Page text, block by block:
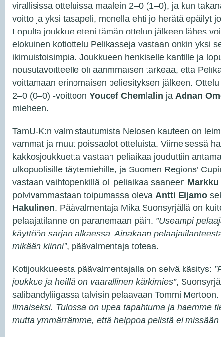
virallisissa otteluissa maalein 2–0 (1–0), ja kun
voitto ja yksi tasapeli, monella ehti jo herätä epäilyt
Lopulta joukkue eteni tämän ottelun jälkeen lähes
elokuinen kotiottelu Pelikasseja vastaan onkin yksi
ikimuistoisimpia. Joukkueen henkiselle kantille ja
nousutavoitteelle oli äärimmäisen tärkeää, että
voittamaan erinomaisen peliesityksen jälkeen.
2–0 (0–0) -voittoon Youcef Chemlalin ja Adnan
mieheen.
TamU-K:n valmistautumista Nelosen kauteen on
vammat ja muut poissaolot otteluista. Viimeisessä
kakkosjoukkuetta vastaan peliaikaa jouduttiin
ulkopuolisille täytemiehille, ja Suomen Regions’
vastaan vaihtopenkillä oli peliaikaa saaneen Markku
polvivammastaan toipumassa oleva Antti Eijamo
Hakulinen. Päävalmentaja Mika Suonsyrjällä on
pelaajatilanne on paranemaan päin. ”Useampi
käyttöön sarjan alkaessa. Ainakaan
mikään kiinni”, päävalmentaja toteaa.
Kotijoukkueesta päävalmentajalla on selvä käsitys:
joukkue ja heillä on vaarallinen kärkimies”,
salibandyliigassa talvisin pelaavaan Tommi Mertoon.
ilmaiseksi. Tulossa on upea tapahtuma ja haemme
mutta ymmärrämme, että helppoa pelistä ei missään